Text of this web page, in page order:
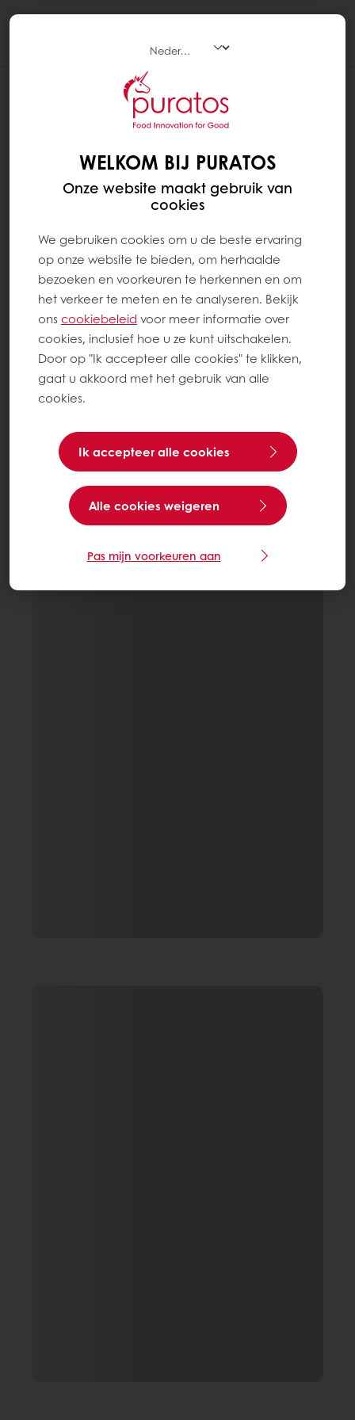
WELKOM BIJ PURATOS
Onze website maakt gebruik van
cookies
We gebruiken cookies om u de beste ervaring
op onze website te bieden, om herhaalde
bezoeken en voorkeuren te herkennen en om
het verkeer te meten en te analyseren. Bekijk
ons ​​cookiebeleid voor meer informatie over
cookies, inclusief hoe u ze kunt uitschakelen.
Door op "Ik accepteer alle cookies" te klikken,
gaat u akkoord met het gebruik van alle
cookies.
Ik accepteer alle cookies
Alle cookies weigeren
Pas mijn voorkeuren aan